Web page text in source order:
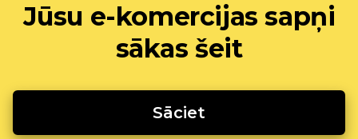
Jūsu e-komercijas sapņi
sākas šeit
Sāciet